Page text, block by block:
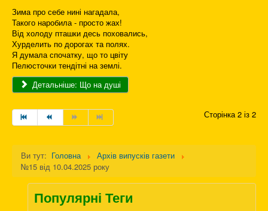
Зима про себе нині нагадала,
Такого наробила - просто жах!
Від холоду пташки десь поховались,
Хурделить по дорогах та полях.
Я думала спочатку, що то цвіту
Пелюсточки тендітні на землі.
Детальніше: Що на душі
Сторінка 2 із 2
Ви тут: Головна
Архів випусків газети
№15 від 10.04.2025 року
Популярні Теги